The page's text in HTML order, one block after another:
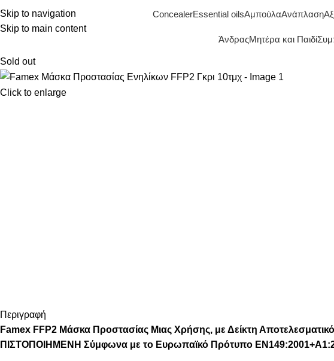
Skip to navigation
Skip to main content
ConcealerEssential oilsΑμπούλαΑνάπλαση
ΆνδραςΜητέρα και Παιδί
Sold out
Click to enlarge
Περιγραφή
Famex FFP2 Μάσκα Προστασίας Μιας Χρήσης, με Δείκτη
ΠΙΣΤΟΠΟΙΗΜΕΝΗ Σύμφωνα με το Ευρωπαϊκό Πρότυπο